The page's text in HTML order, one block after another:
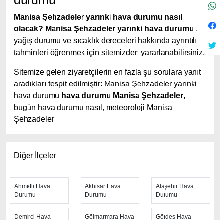
Manisa Şehzadeler yarınki hava durumu nasıl
olacak? Manisa Şehzadeler yarınki hava durumu ,
yağış durumu ve sıcaklık dereceleri hakkında ayrıntılı
tahminleri öğrenmek için sitemizden yararlanabilirsiniz.
Sitemize gelen ziyaretçilerin en fazla şu sorulara yanıt
aradıkları tespit edilmiştir: Manisa Şehzadeler yarınki
hava durumu hava durumu Manisa Şehzadeler,
bugün hava durumu nasıl, meteoroloji Manisa
Şehzadeler
yapan site; hava durumu 15 günlük sitesidir.
durumu
günlük, hava durumu 10 günlük hava durumu 15 güne
kadar uzatılmış hava tahminleri ile tahminlerinin
yanında daha fazla ayrıntının yer aldığı saatlik hava
Diğer İlçeler
Ahmetli Hava
Durumu
Akhisar Hava
Durumu
Alaşehir Hava
Durumu
Demirci Hava
Gölmarmara Hava
Gördes Hava